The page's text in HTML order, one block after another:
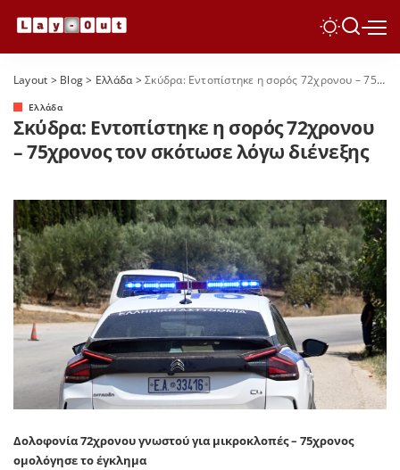
Layout > Blog> Ελλάδα>Σκύδρα: Εντοπίστηκε η σορός 72χρονου – 75χρονος τον σκότωσε λόγω διένεξης
Ελλάδα
Σκύδρα: Εντοπίστηκε η σορός 72χρονου
– 75χρονος τον σκότωσε λόγω διένεξης
Δολοφονία 72χρονου γνωστού για μικροκλοπές – 75χρονος
ομολόγησε το έγκλημα